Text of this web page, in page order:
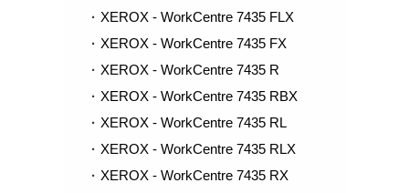
XEROX - WorkCentre 7435 FLX
XEROX - WorkCentre 7435 FX
XEROX - WorkCentre 7435 R
XEROX - WorkCentre 7435 RBX
XEROX - WorkCentre 7435 RL
XEROX - WorkCentre 7435 RLX
XEROX - WorkCentre 7435 RX